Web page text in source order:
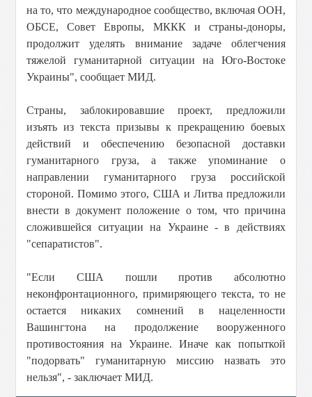
на то, что международное сообщество, включая ООН,
ОБСЕ, Совет Европы, МККК и страны-доноры,
продолжит уделять внимание задаче облегчения
тяжелой гуманитарной ситуации на Юго-Востоке
Украины", сообщает МИД.
Страны, заблокировавшие проект, предложили
изъять из текста призывы к прекращению боевых
действий и обеспечению безопасной доставки
гуманитарного груза, а также упоминание о
направлении гуманитарного груза российской
стороной. Помимо этого, США и Литва предложили
внести в документ положение о том, что причина
сложившейся ситуации на Украине - в действиях
"сепаратистов".
"Если США пошли против абсолютно
неконфронтационного, примиряющего текста, то не
остается никаких сомнений в нацеленности
Вашингтона на продолжение вооруженного
противостояния на Украине. Иначе как попыткой
"подорвать" гуманитарную миссию назвать это
нельзя", - заключает МИД.